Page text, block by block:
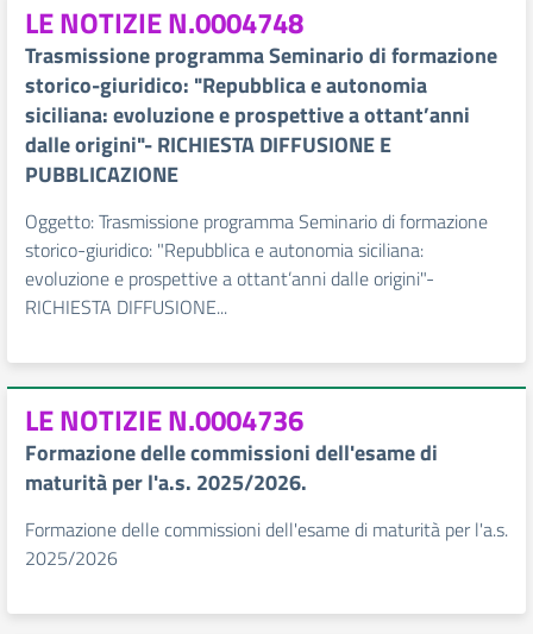
LE NOTIZIE N.0004748
Trasmissione programma Seminario di formazione
storico-giuridico: "Repubblica e autonomia
siciliana: evoluzione e prospettive a ottant’anni
dalle origini"- RICHIESTA DIFFUSIONE E
PUBBLICAZIONE
Oggetto: Trasmissione programma Seminario di formazione
storico-giuridico: "Repubblica e autonomia siciliana:
evoluzione e prospettive a ottant’anni dalle origini"-
RICHIESTA DIFFUSIONE...
LE NOTIZIE N.0004736
Formazione delle commissioni dell'esame di
maturità per l'a.s. 2025/2026.
Formazione delle commissioni dell'esame di maturità per l'a.s.
2025/2026